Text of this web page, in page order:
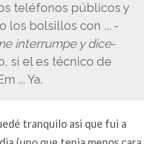
teléfonos públicos y
los bolsillos con ... -
interrumpe y dice-
si el es técnico de
... Ya.
tranquilo asi que fui a